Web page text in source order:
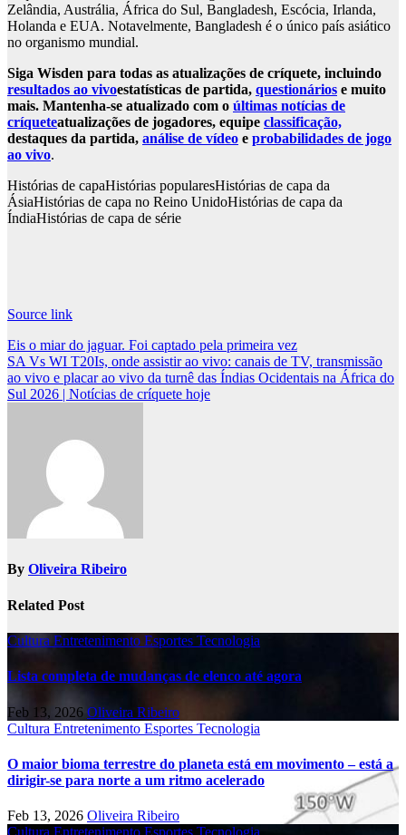
Zelândia, Austrália, África do Sul, Bangladesh, Escócia, Irlanda,
Holanda e EUA. Notavelmente, Bangladesh é o único país asiático
no organismo mundial.
Siga Wisden para todas as atualizações de críquete, incluindo
resultados ao vivoestatísticas de partida, questionários e muito
mais. Mantenha-se atualizado com o últimas notícias de
críqueteatualizações de jogadores, equipe classificação,
destaques da partida, análise de vídeo e probabilidades de jogo
ao vivo.
Histórias de capaHistórias popularesHistórias de capa da
ÁsiaHistórias de capa no Reino UnidoHistórias de capa da
ÍndiaHistórias de capa de série
Source link
Post
navigation
Eis o miar do jaguar. Foi captado pela primeira vez
SA Vs WI T20Is, onde assistir ao vivo: canais de TV, transmissão
ao vivo e placar ao vivo da turnê das Índias Ocidentais na África do
Sul 2026 | Notícias de críquete hoje
By Oliveira Ribeiro
Related Post
Cultura Entretenimento Esportes Tecnologia
Lista completa de mudanças de elenco até agora
Feb 13, 2026 Oliveira Ribeiro
Cultura Entretenimento Esportes Tecnologia
O maior bioma terrestre do planeta está em movimento – está a
dirigir-se para norte a um ritmo acelerado
Feb 13, 2026 Oliveira Ribeiro
Cultura Entretenimento Esportes Tecnologia